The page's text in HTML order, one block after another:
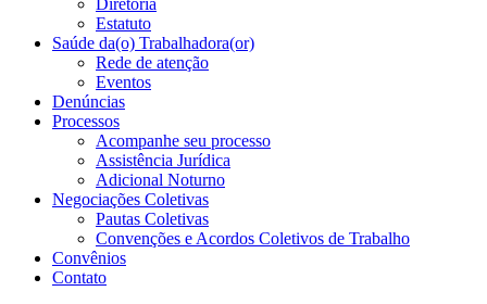
Diretoria
Estatuto
Saúde da(o) Trabalhadora(or)
Rede de atenção
Eventos
Denúncias
Processos
Acompanhe seu processo
Assistência Jurídica
Adicional Noturno
Negociações Coletivas
Pautas Coletivas
Convenções e Acordos Coletivos de Trabalho
Convênios
Contato